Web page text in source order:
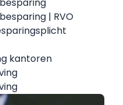
| RVO
kantoren